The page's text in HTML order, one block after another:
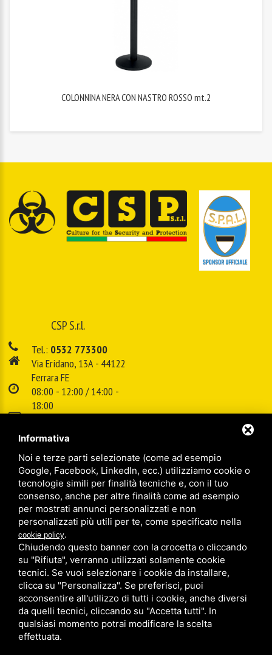
COLONNINA NERA CON NASTRO ROSSO mt.2
CSP S.r.l.
Tel.: 0532 773300
Via Eridano, 13A - 44122
Ferrara FE
08:00 - 12:00 / 14:00 -
18:00
info@cspsrl.biz
Sitemap / Privacy policy/Legal
Informativa
Noi e terze parti selezionate (come ad esempio
Google, Facebook, LinkedIn, ecc.) utilizziamo cookie o
tecnologie simili per finalità tecniche e, con il tuo
consenso, anche per altre finalità come ad esempio
per mostrati annunci personalizzati e non
personalizzati più utili per te, come specificato nella
cookie policy.
Chiudendo questo banner con la crocetta o cliccando
su "Rifiuta", verranno utilizzati solamente cookie
tecnici. Se vuoi selezionare i cookie da installare,
clicca su "Personalizza". Se preferisci, puoi
acconsentire all'utilizzo di tutti i cookie, anche diversi
da quelli tecnici, cliccando su "Accetta tutti". In
qualsiasi momento potrai modificare la scelta
effettuata.